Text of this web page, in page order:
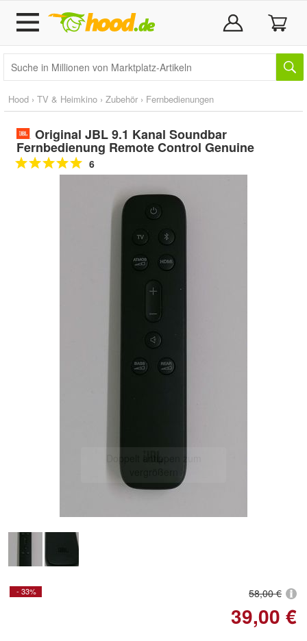
Hood › TV & Heimkino › Zubehör › Fernbedienungen
Original JBL 9.1 Kanal Soundbar
Fernbedienung Remote Control Genuine
6
Doppelt antippen zum
- 33% 58,00 €
39,00 €